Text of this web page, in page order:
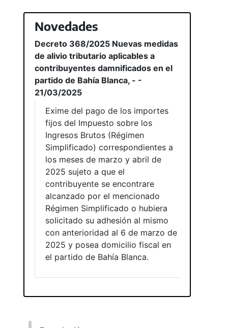
Novedades
Decreto 368/2025 Nuevas medidas
de alivio tributario aplicables a
contribuyentes damnificados en el
partido de Bahía Blanca, - -
21/03/2025
Exime del pago de los importes
fijos del Impuesto sobre los
Ingresos Brutos (Régimen
Simplificado) correspondientes a
los meses de marzo y abril de
2025 sujeto a que el
contribuyente se encontrare
alcanzado por el mencionado
Régimen Simplificado o hubiera
solicitado su adhesión al mismo
con anterioridad al 6 de marzo de
2025 y posea domicilio fiscal en
el partido de Bahía Blanca.